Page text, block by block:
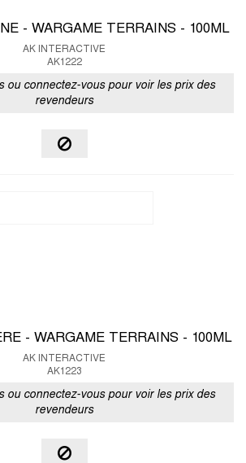
- WARGAME TERRAINS - 100ML
AK INTERACTIVE
AK1222
ou connectez-vous pour voir les prix des
revendeurs
- WARGAME TERRAINS - 100ML
AK INTERACTIVE
AK1223
ou connectez-vous pour voir les prix des
revendeurs